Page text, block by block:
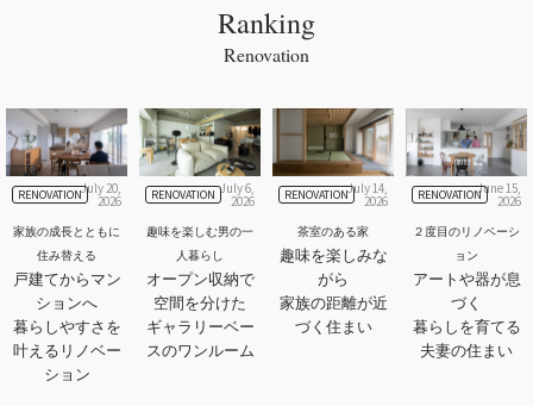
Ranking
Renovation
RENOVATIONJuly 20,
2026
家族の成長とともに
住み替える
戸建てからマン
ションへ
暮らしやすさを
叶えるリノベー
ション
RENOVATION July 6,
2026
趣味を楽しむ男の一
人暮らし
オープン収納で
空間を分けた
ギャラリーベー
スのワンルーム
RENOVATIONJuly 14,
2026
茶室のある家
趣味を楽しみな
がら
家族の距離が近
づく住まい
RENOVATIONJune 15,
2026
２度目のリノベーシ
ョン
アートや器が息
づく
暮らしを育てる
夫妻の住まい